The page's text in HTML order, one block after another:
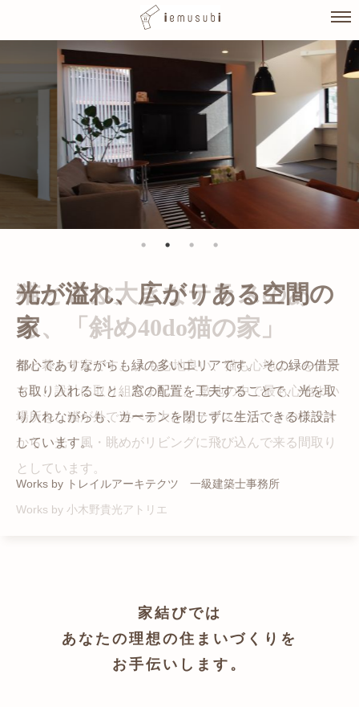
猫と暮らす家です。 人も心地良い、猫も心地よいをテー
マに、設計に取り組みました。 敷地の中で最も心地よい
場所を、猫が外で遊べる大きなテラスとし、そのテラス
から、光・風・眺めがリビングに飛び込んで来る間取り
としています。
Works by 小木野貴光アトリエ
光が溢れ、広がりある空間の
家
都心でありながらも緑の多いエリアです。 その緑の借景
も取り入れること、窓の配置を工夫することで、光を取
り入れながらも、カーテンを閉じずに生活できる様設計
しています。
Works by トレイルアーキテクツ 一級建築士事務所
自然の中の岩山を切り開いて造った、ワイルドなゲスト
ハウスをイメージした空間が広がる都市型住宅です。
かつての機織り工場が、その趣を残しつつ孫世帯の住居
へと蘇りました。
家結びでは
あなたの理想の住まいづくりを
お手伝いします。